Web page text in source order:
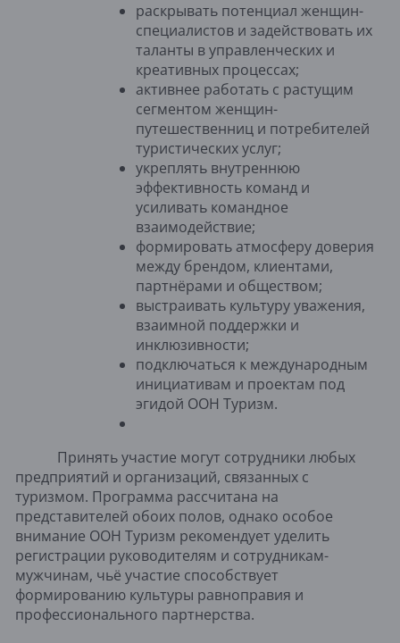
раскрывать потенциал женщин-
специалистов и задействовать их
таланты в управленческих и
креативных процессах;
активнее работать с растущим
сегментом женщин-
путешественниц и потребителей
туристических услуг;
укреплять внутреннюю
эффективность команд и
усиливать командное
взаимодействие;
формировать атмосферу доверия
между брендом, клиентами,
партнёрами и обществом;
выстраивать культуру уважения,
взаимной поддержки и
инклюзивности;
подключаться к международным
инициативам и проектам под
эгидой ООН Туризм.
Принять участие могут сотрудники любых
предприятий и организаций, связанных с
туризмом. Программа рассчитана на
представителей обоих полов, однако особое
внимание ООН Туризм рекомендует уделить
регистрации руководителям и сотрудникам-
мужчинам, чьё участие способствует
формированию культуры равноправия и
профессионального партнерства.